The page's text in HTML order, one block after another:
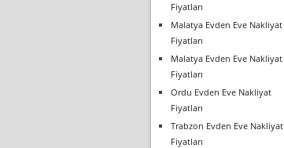
Fiyatları
Malatya Evden Eve Nakliyat
Fiyatları
Malatya Evden Eve Nakliyat
Fiyatları
Ordu Evden Eve Nakliyat
Fiyatları
Trabzon Evden Eve Nakliyat
Fiyatları